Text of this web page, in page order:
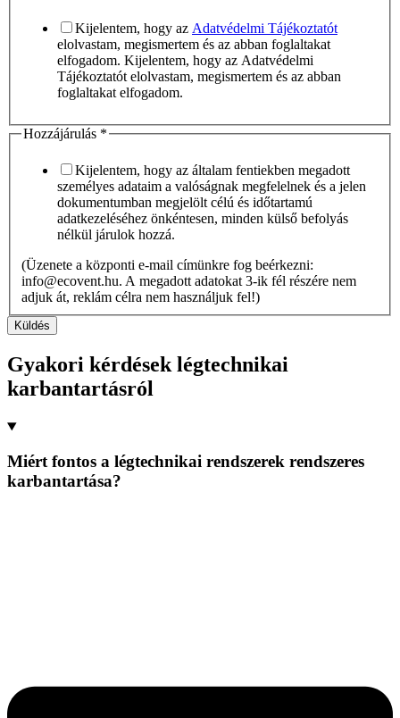
Kijelentem, hogy az Adatvédelmi Tájékoztatót
elolvastam, megismertem és az abban foglaltakat
elfogadom. Kijelentem, hogy az Adatvédelmi
Tájékoztatót elolvastam, megismertem és az abban
foglaltakat elfogadom.
Adatkezelés
Hozzájárulás *
Kijelentem, hogy az általam fentiekben megadott
személyes adataim a valóságnak megfelelnek és a jelen
dokumentumban megjelölt célú és időtartamú
adatkezeléséhez önkéntesen, minden külső befolyás
nélkül járulok hozzá.
(Üzenete a központi e-mail címünkre fog beérkezni:
info@ecovent.hu. A megadott adatokat 3-ik fél részére nem
adjuk át, reklám célra nem használjuk fel!)
Küldés
Gyakori kérdések légtechnikai
karbantartásról
Miért fontos a légtechnikai rendszerek rendszeres
karbantartása?